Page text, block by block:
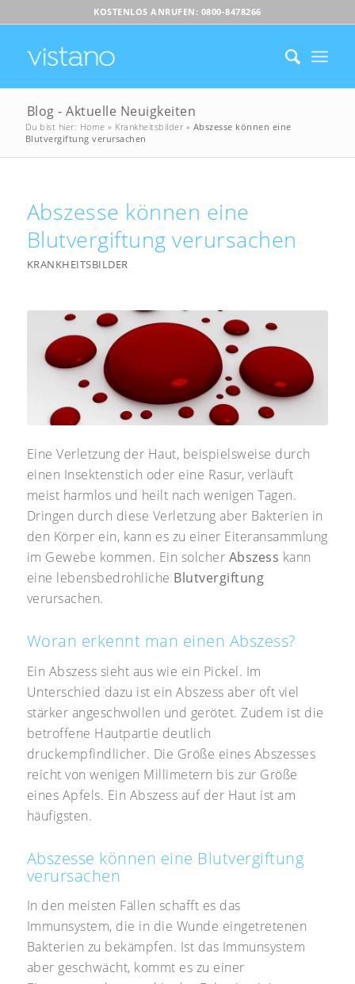
KOSTENLOS ANRUFEN: 0800-8478266
Blog - Aktuelle Neuigkeiten
Du bist hier: Home » Krankheitsbilder » Abszesse können eine
Blutvergiftung verursachen
Abszesse können eine
Blutvergiftung verursachen
KRANKHEITSBILDER
Eine Verletzung der Haut, beispielsweise durch
einen Insektenstich oder eine Rasur, verläuft
meist harmlos und heilt nach wenigen Tagen.
Dringen durch diese Verletzung aber Bakterien in
den Körper ein, kann es zu einer Eiteransammlung
im Gewebe kommen. Ein solcher Abszess kann
eine lebensbedrohliche Blutvergiftung
verursachen.
Woran erkennt man einen Abszess?
Ein Abszess sieht aus wie ein Pickel. Im
Unterschied dazu ist ein Abszess aber oft viel
stärker angeschwollen und gerötet. Zudem ist die
betroffene Hautpartie deutlich
druckempfindlicher. Die Größe eines Abszesses
reicht von wenigen Millimetern bis zur Größe
eines Apfels. Ein Abszess auf der Haut ist am
häufigsten.
Abszesse können eine Blutvergiftung
verursachen
In den meisten Fällen schafft es das
Immunsystem, die in die Wunde eingetretenen
Bakterien zu bekämpfen. Ist das Immunsystem
aber geschwächt, kommt es zu einer